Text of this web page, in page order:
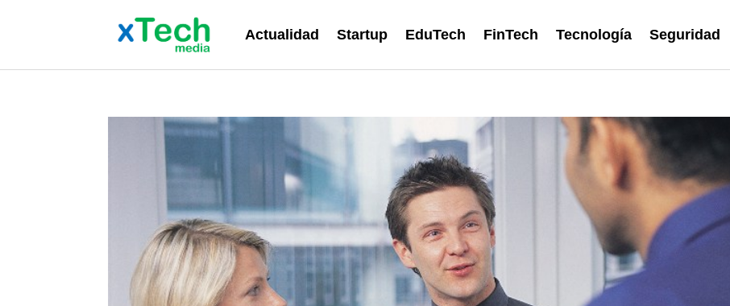
Actualidad Startup EduTech FinTech Tecnología Seguridad